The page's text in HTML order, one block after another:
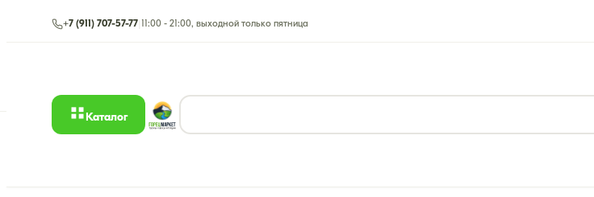
+7 (911) 707-57-77 11:00 - 21:00, выходной только пятница
Каталог